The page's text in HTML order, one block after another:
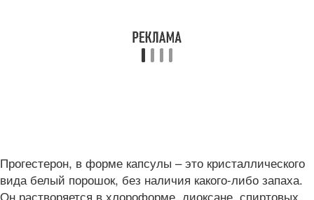
Прогестерон, в форме капсулы – это кристаллического
вида белый порошок, без наличия какого-либо запаха.
Он растворяется в хлороформе, диоксане, спиртовых